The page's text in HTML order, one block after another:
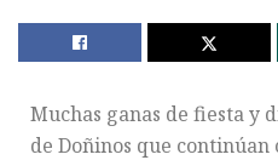
Muchas ganas de fiesta y
de Doñinos que continúan